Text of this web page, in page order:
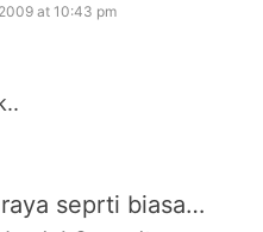
at 10:43 pm
seprti biasa…